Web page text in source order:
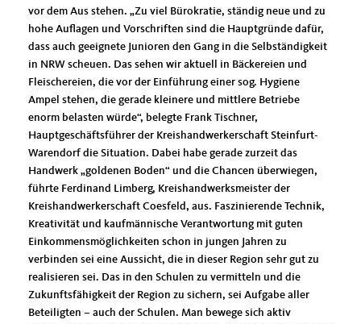
vor dem Aus stehen. „Zu viel Bürokratie, ständig neue und zu
hohe Auflagen und Vorschriften sind die Hauptgründe dafür,
dass auch geeignete Junioren den Gang in die Selbständigkeit
in NRW scheuen. Das sehen wir aktuell in Bäckereien und
Fleischereien, die vor der Einführung einer sog. Hygiene
Ampel stehen, die gerade kleinere und mittlere Betriebe
enorm belasten würde“, belegte Frank Tischner,
Hauptgeschäftsführer der Kreishandwerkerschaft Steinfurt-
Warendorf die Situation. Dabei habe gerade zurzeit das
Handwerk „goldenen Boden“ und die Chancen überwiegen,
führte Ferdinand Limberg, Kreishandwerksmeister der
Kreishandwerkerschaft Coesfeld, aus. Faszinierende Technik,
Kreativität und kaufmännische Verantwortung mit guten
Einkommensmöglichkeiten schon in jungen Jahren zu
verbinden sei eine Aussicht, die in dieser Region sehr gut zu
realisieren sei. Das in den Schulen zu vermitteln und die
Zukunftsfähigkeit der Region zu sichern, sei Aufgabe aller
Beteiligten – auch der Schulen. Man bewege sich aktiv